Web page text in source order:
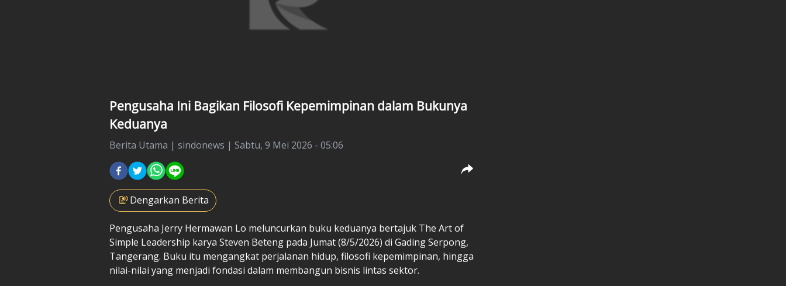
Pengusaha Ini Bagikan Filosofi Kepemimpinan dalam Bukunya
Keduanya
Berita Utama | sindonews | Sabtu, 9 Mei 2026 - 05:06
Dengarkan Berita
Pengusaha Jerry Hermawan Lo meluncurkan buku keduanya bertajuk The Art of
Simple Leadership karya Steven Beteng pada Jumat (8/5/2026) di Gading Serpong,
Tangerang. Buku itu mengangkat perjalanan hidup, filosofi kepemimpinan, hingga
nilai-nilai yang menjadi fondasi dalam membangun bisnis lintas sektor.